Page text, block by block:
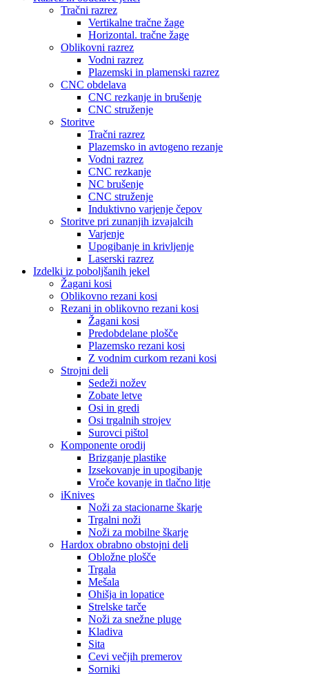
Tračni razrez
Vertikalne tračne žage
Horizontal. tračne žage
Oblikovni razrez
Vodni razrez
Plazemski in plamenski razrez
CNC obdelava
CNC rezkanje in brušenje
CNC struženje
Storitve
Tračni razrez
Plazemsko in avtogeno rezanje
Vodni razrez
CNC rezkanje
NC brušenje
CNC struženje
Induktivno varjenje čepov
Storitve pri zunanjih izvajalcih
Varjenje
Upogibanje in krivljenje
Laserski razrez
Izdelki iz poboljšanih jekel
Žagani kosi
Oblikovno rezani kosi
Rezani in oblikovno rezani kosi
Žagani kosi
Predobdelane plošče
Plazemsko rezani kosi
Z vodnim curkom rezani kosi
Strojni deli
Sedeži nožev
Zobate letve
Osi in gredi
Osi trgalnih strojev
Surovci pištol
Komponente orodij
Brizganje plastike
Izsekovanje in upogibanje
Vroče kovanje in tlačno litje
iKnives
Noži za stacionarne škarje
Trgalni noži
Noži za mobilne škarje
Hardox obrabno obstojni deli
Obložne plošče
Trgala
Mešala
Ohišja in lopatice
Strelske tarče
Noži za snežne pluge
Kladiva
Sita
Cevi večjih premerov
Sorniki